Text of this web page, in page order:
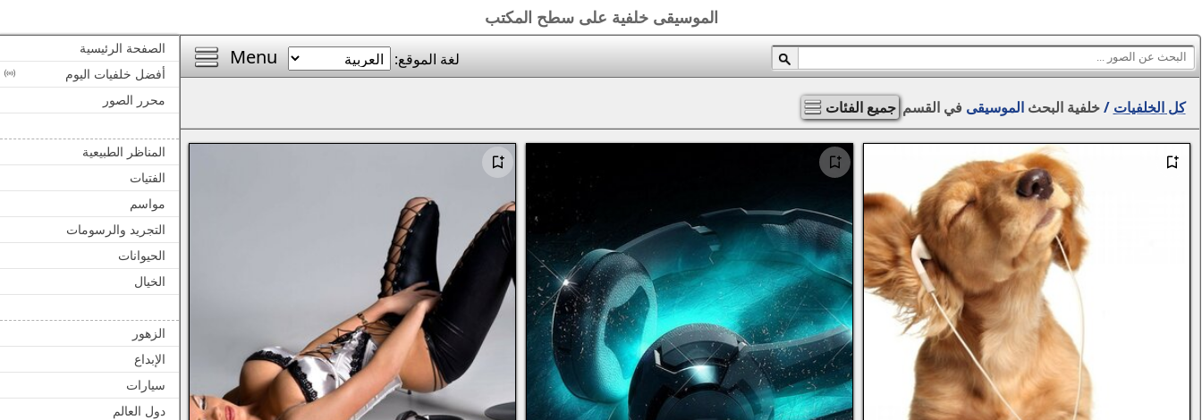
الموسيقى خلفية على سطح المكتب
الصفحة الرئيسية
أفضل خلفيات اليوم
محرر الصور
المناظر الطبيعية
الفتيات
مواسم
التجريد والرسومات
الحيوانات
الخيال
الزهور
الإبداع
سيارات
دول العالم
Menu لغة الموقع:
كل الخلفيات /خلفية البحثالموسيقى في القسم جميع الفئات